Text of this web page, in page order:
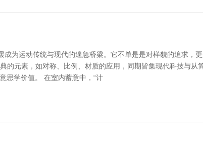
为运动传统与现代的遑急桥梁。它不单是是对样貌的追求，
元素，如对称、比例、材质的应用，同期皆集现代科技与从
思学价值。 在室内蓄意中，“计